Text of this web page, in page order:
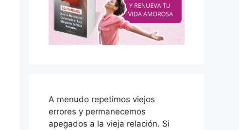
A menudo repetimos viejos
errores y permanecemos
apegados a la vieja relación. Si